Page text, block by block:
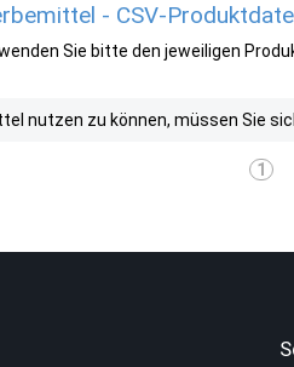
- CSV-
Sie bitte den jeweiligen
nutzen zu können, müssen Sie
1